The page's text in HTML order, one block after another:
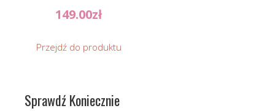
149.00zł
Przejdź do produktu
Sprawdź Koniecznie